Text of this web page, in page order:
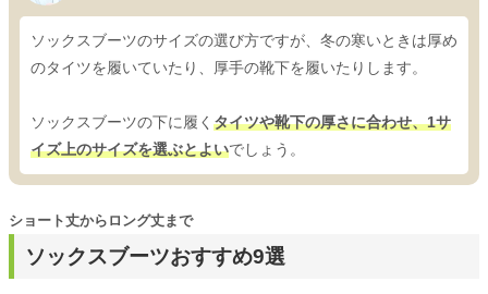
ソックスブーツのサイズの選び方ですが、冬の寒いときは厚め
のタイツを履いていたり、厚手の靴下を履いたりします。
ソックスブーツの下に履く タイツや靴下の厚さに合わせ、1サ
イズ上のサイズを選ぶとよいでしょう。
ソックスブーツおすすめ9選
ショート丈からロング丈まで